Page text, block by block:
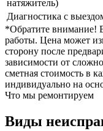
натяжитель)
Диагностика с
*Обратите внимание!
работы. Цена может
сторону после
зависимости от
сметная стоимость в
индивидуально на
Что мы ремонтируем
Виды